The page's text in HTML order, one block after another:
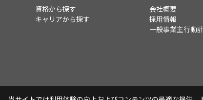
資格から探す
キャリアから探す
会社概要
採用情報
一般事業主行動